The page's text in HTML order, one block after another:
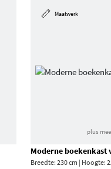
Maatwerk
plus
Moderne boekenkast
Breedte: 230 cm | Hoogte: